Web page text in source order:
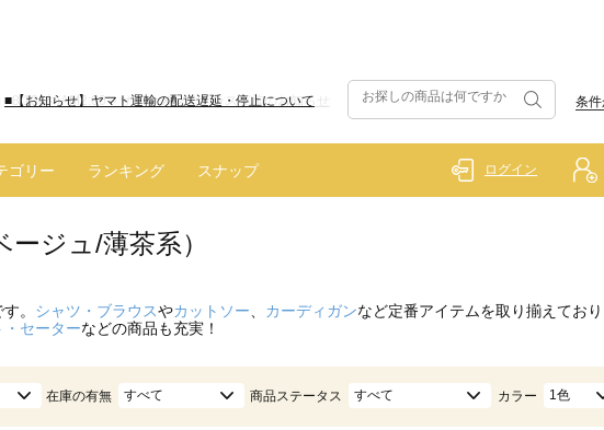
■8/13(木)AM2:00～サイトメンテナンス実施のお知らせ 条
ゴリー ランキング スナップ ログイン
ージュ/薄茶系）
。 シャツ・ブラウスやカットソー カーディガンなど定番アイテムを取り揃えてお
・セーターなどの商品も充実！
在庫の有無 すべて 商品ステータス すべて カラー 1色